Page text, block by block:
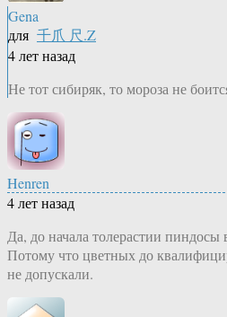
Gena
для 千爪 尺.Z
4 лет назад
Не тот сибиряк, то мороза не
Henren
4 лет назад
Да, до начала толерастии
Потому что цветных до
не допускали.